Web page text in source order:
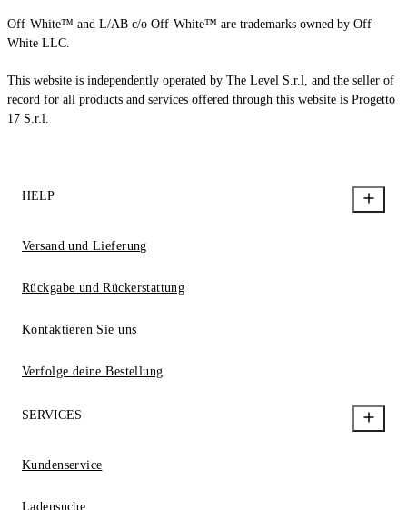
Off-White™ and L/AB c/o Off-White™ are trademarks owned by Off-
White LLC.
This website is independently operated by The Level S.r.l, and the seller of
record for all products and services offered through this website is Progetto
17 S.r.l.
HELP
Versand und Lieferung
Rückgabe und Rückerstattung
Kontaktieren Sie uns
Verfolge deine Bestellung
SERVICES
Kundenservice
Ladensuche